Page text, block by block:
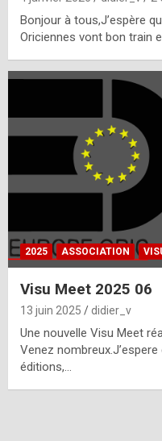
Bonjour à tous,J’espère
Oriciennes vont bon train et
2025 ASSOCIATION
Visu Meet 2025 06
13 juin 2025 didier_v
Une nouvelle Visu Meet
Venez
éditions,…